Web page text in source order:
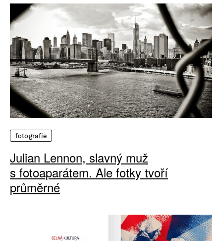
fotografie
Julian Lennon, slavný muž
s fotoaparátem. Ale fotky tvoří
průměrné